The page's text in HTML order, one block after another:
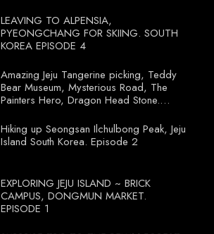
LEAVING TO ALPENSIA,
PYEONGCHANG FOR SKIING. SOUTH
KOREA EPISODE 4
Amazing Jeju Tangerine picking, Teddy
Bear Museum, Mysterious Road, The
Painters Hero, Dragon Head Stone.
Hiking up Seongsan Ilchulbong Peak, Jeju
Island South Korea. Episode 2
EXPLORING JEJU ISLAND ~ BRICK
CAMPUS, DONGMUN MARKET.
EPISODE 1